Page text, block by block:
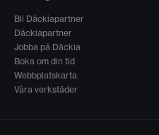
Bli Däckiapartner
Däckiapartner
Jobba på Däckia
Boka om din tid
Webbplatskarta
Våra verkstäder